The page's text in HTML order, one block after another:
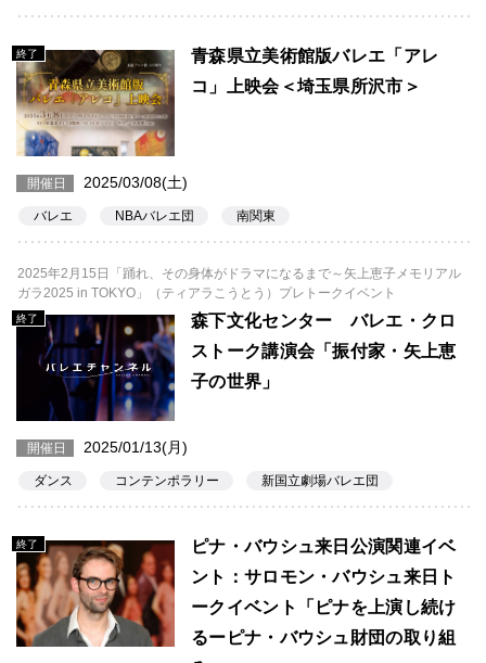
終了
青森県立美術館版バレエ「アレ
コ」上映会＜埼玉県所沢市＞
開催日 2025/03/08(土)
バレエ NBAバレエ団 南関東
2025年2月15日「踊れ、その身体がドラマになるまで～矢上恵子メモリアル
ガラ2025 in TOKYO」（ティアラこうとう）プレトークイベント
終了
森下文化センター バレエ・クロ
ストーク講演会「振付家・矢上恵
子の世界」
開催日 2025/01/13(月)
ダンス コンテンポラリー 新国立劇場バレエ団
終了
ピナ・バウシュ来日公演関連イベ
ント：サロモン・バウシュ来日ト
ークイベント「ピナを上演し続け
るーピナ・バウシュ財団の取り組